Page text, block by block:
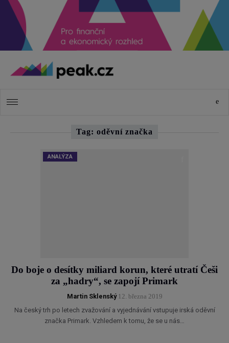
Tag: oděvní značka
ANALÝZA
Do boje o desítky miliard korun, které utratí Češi
za „hadry“, se zapojí Primark
Martin Sklenský12. března 2019
Na český trh po letech zvažování a vyjednávání vstupuje irská oděvní
značka Primark. Vzhledem k tomu, že se u nás…